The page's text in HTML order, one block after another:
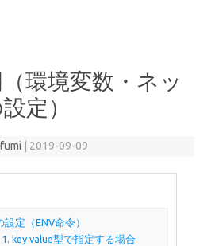
環境変数・ネッ
定）
2019-09-09
定（ENV命令）
1. key value型で指定する場合